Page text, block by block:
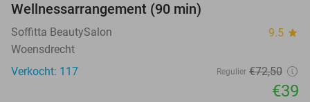
Wellnessarrangement (90 min)
Soffitta BeautySalon 9.5 star
Woensdrecht
Verkocht: 117
Regulier €72,50
€39